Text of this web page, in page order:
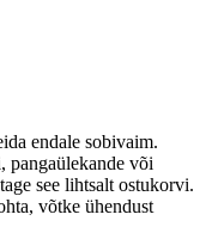
endale sobivaim.
pangaülekande või
see lihtsalt ostukorvi.
võtke ühendust